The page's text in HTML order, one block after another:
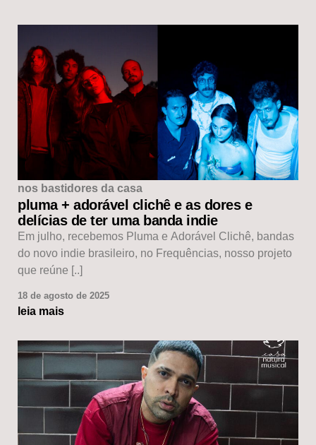
nos bastidores da casa
pluma + adorável clichê e as dores e
delícias de ter uma banda indie
Em julho, recebemos Pluma e Adorável Clichê, bandas
do novo indie brasileiro, no Frequências, nosso projeto
que reúne [..]
18 de agosto de 2025
leia mais